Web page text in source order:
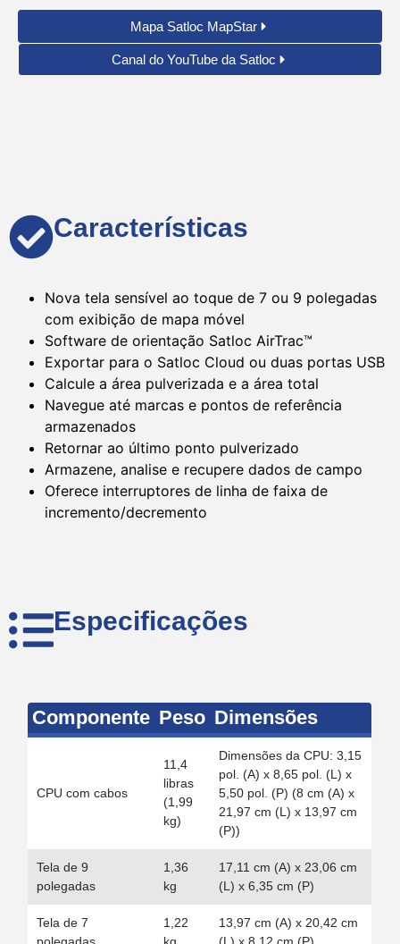
Mapa Satloc MapStar
Canal do YouTube da Satloc
Características
Nova tela sensível ao toque de 7 ou 9 polegadas
com exibição de mapa móvel
Software de orientação Satloc AirTrac™
Exportar para o Satloc Cloud ou duas portas USB
Calcule a área pulverizada e a área total
Navegue até marcas e pontos de referência
armazenados
Retornar ao último ponto pulverizado
Armazene, analise e recupere dados de campo
Oferece interruptores de linha de faixa de
incremento/decremento
Especificações
Componente Peso Dimensões
CPU com cabos
11,4
libras
(1,99
kg)
Dimensões da CPU: 3,15
pol. (A) x 8,65 pol. (L) x
5,50 pol. (P) (8 cm (A) x
21,97 cm (L) x 13,97 cm
(P))
Tela de 9
polegadas
1,36
kg
17,11 cm (A) x 23,06 cm
(L) x 6,35 cm (P)
Tela de 7
1,22
13,97 cm (A) x 20,42 cm